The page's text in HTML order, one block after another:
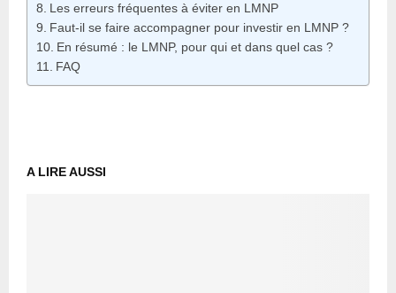
Les erreurs fréquentes à éviter en LMNP
Faut-il se faire accompagner pour investir en LMNP ?
En résumé : le LMNP, pour qui et dans quel cas ?
FAQ
A LIRE AUSSI